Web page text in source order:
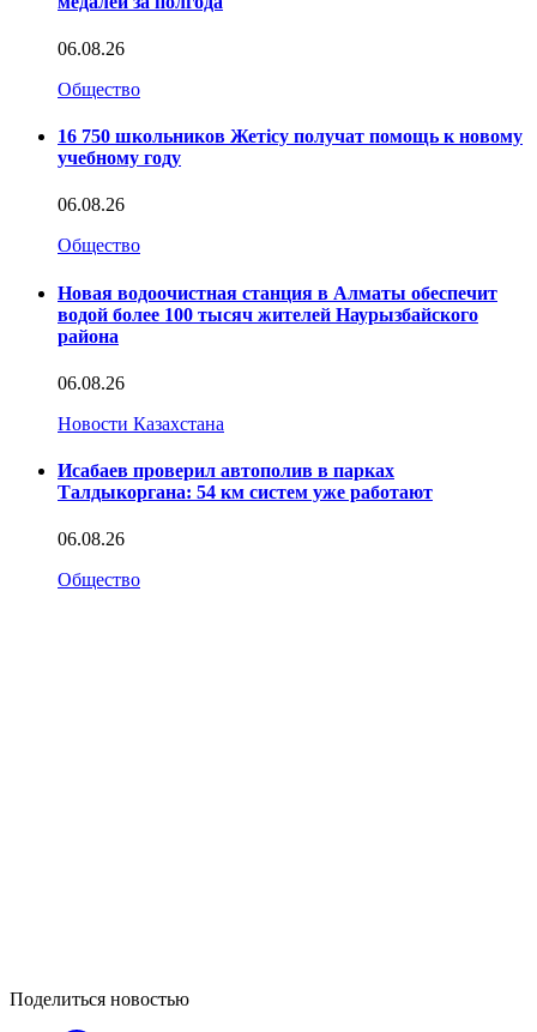
06.08.26
Общество
16 750 школьников Жетісу получат помощь к новому
учебному году
06.08.26
Общество
Новая водоочистная станция в Алматы обеспечит
водой более 100 тысяч жителей Наурызбайского
района
06.08.26
Новости Казахстана
Исабаев проверил автополив в парках
Талдыкоргана: 54 км систем уже работают
06.08.26
Общество
Поделиться новостью